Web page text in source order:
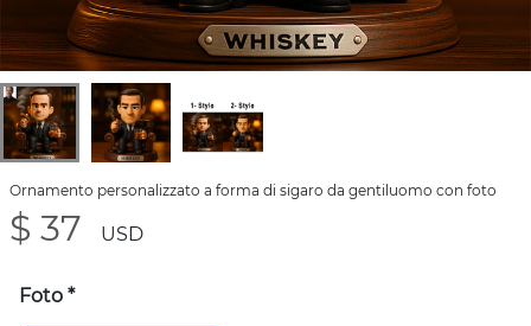
Ornamento personalizzato a forma di sigaro da gentiluomo con foto
$ 37 USD
Foto *